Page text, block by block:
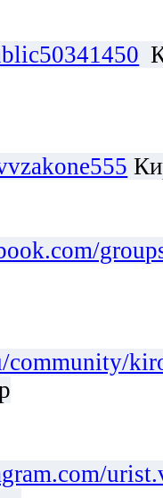
community/